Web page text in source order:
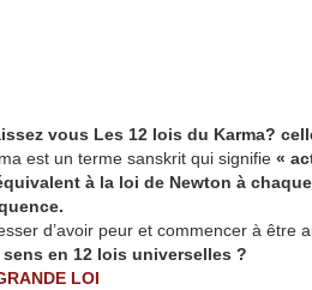
vous Les 12 lois du Karma?
est un terme sanskrit qui signifie «
à la loi de Newton à
d’avoir peur et commencer à être
en 12 lois universelles ?
LOI